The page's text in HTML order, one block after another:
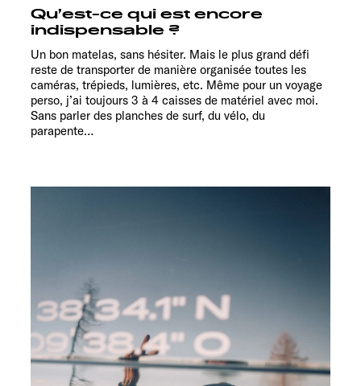
Qu’est-ce qui est encore
indispensable ?
Un bon matelas, sans hésiter. Mais le plus grand défi
reste de transporter de manière organisée toutes les
caméras, trépieds, lumières, etc. Même pour un voyage
perso, j’ai toujours 3 à 4 caisses de matériel avec moi.
Sans parler des planches de surf, du vélo, du
parapente…